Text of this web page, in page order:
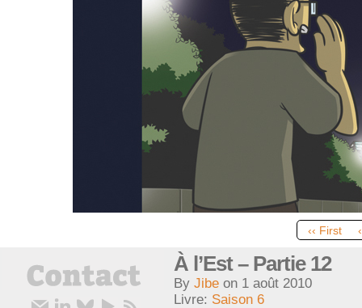
‹‹ First
À l’Est – Partie 12
By Jibe on 1 août 2010
Livre: Saison 6